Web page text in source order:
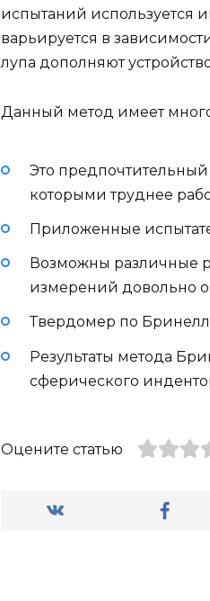
испытаний используется
варьируется в
лупа дополняют
Данный метод имеет
Это
которыми труднее
Приложенные
Возможны различные
измерений довольно
Твердомер по
Результаты метода
сферического
Оцените статью